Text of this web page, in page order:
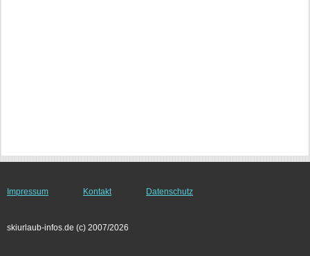
Impressum Kontakt Datenschutz
skiurlaub-infos.de (c) 2007/2026